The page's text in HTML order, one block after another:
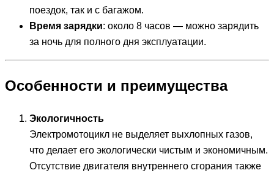
поездок, так и с багажом.
Время зарядки: около 8 часов — можно зарядить
за ночь для полного дня эксплуатации.
Особенности и преимущества
Экологичность
Электромотоцикл не выделяет выхлопных газов,
что делает его экологически чистым и экономичным.
Отсутствие двигателя внутреннего сгорания также